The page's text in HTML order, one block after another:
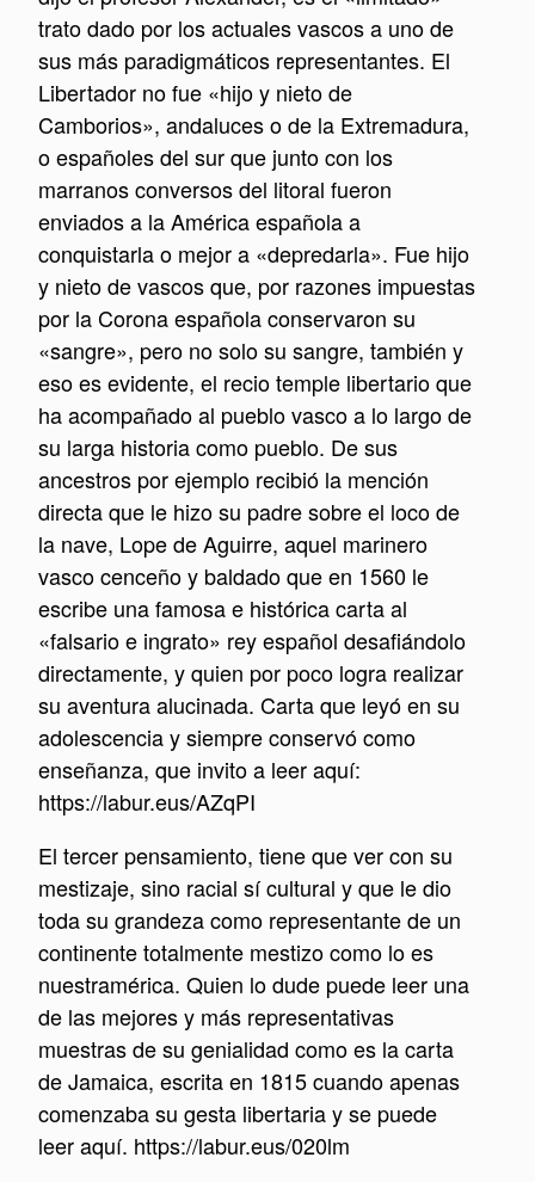
trato dado por los actuales vascos a uno de
sus más paradigmáticos representantes. El
Libertador no fue «hijo y nieto de
Camborios», andaluces o de la Extremadura,
o españoles del sur que junto con los
marranos conversos del litoral fueron
enviados a la América española a
conquistarla o mejor a «depredarla». Fue hijo
y nieto de vascos que, por razones impuestas
por la Corona española conservaron su
«sangre», pero no solo su sangre, también y
eso es evidente, el recio temple libertario que
ha acompañado al pueblo vasco a lo largo de
su larga historia como pueblo. De sus
ancestros por ejemplo recibió la mención
directa que le hizo su padre sobre el loco de
la nave, Lope de Aguirre, aquel marinero
vasco cenceño y baldado que en 1560 le
escribe una famosa e histórica carta al
«falsario e ingrato» rey español desafiándolo
directamente, y quien por poco logra realizar
su aventura alucinada. Carta que leyó en su
adolescencia y siempre conservó como
enseñanza, que invito a leer aquí:
https://labur.eus/AZqPI
El tercer pensamiento, tiene que ver con su
mestizaje, sino racial sí cultural y que le dio
toda su grandeza como representante de un
continente totalmente mestizo como lo es
nuestramérica. Quien lo dude puede leer una
de las mejores y más representativas
muestras de su genialidad como es la carta
de Jamaica, escrita en 1815 cuando apenas
comenzaba su gesta libertaria y se puede
leer aquí. https://labur.eus/020lm